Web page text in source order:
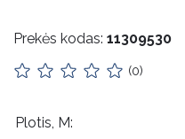
Apykaklės
Lietuviška
Paltiniai
Kostiuminiai
Audiniai siuvinėti
Prekės kodas: 11309530
(0)
Plotis, M: